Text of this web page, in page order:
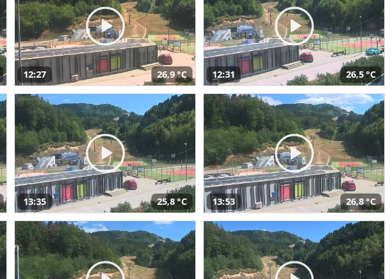
12:27 26,9 °C 12:31 26,5 °C
13:35 25,8 °C 13:53 26,8 °C